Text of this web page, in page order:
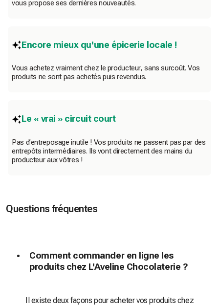
vous propose ses dernières nouveautés.
Encore mieux qu'une épicerie locale !
Vous achetez vraiment chez le producteur, sans surcoût. Vos
produits ne sont pas achetés puis revendus.
Le « vrai » circuit court
Pas d’entreposage inutile ! Vos produits ne passent pas par des
entrepôts intermédiaires. Ils vont directement des mains du
producteur aux vôtres !
Questions fréquentes
Comment commander en ligne les
produits chez L'Aveline Chocolaterie ?
Il existe deux façons pour acheter vos produits chez